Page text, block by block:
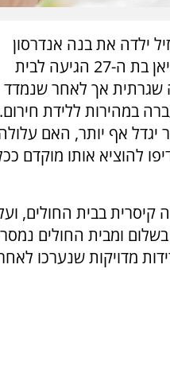
ילדה את בנה אנדרסון
במשקל חריג של 7.3 ק"ג. קליידיאן בת ה-27 הגיעה לבית
שגרתית אך לאחר שנמדד
במהירות ללידת חירום.
יגדל אף יותר, האם
להוציא אותו מוקדם
קיסרית בבית החולים,
ומבית החולים נמסר